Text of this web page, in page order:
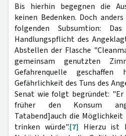
Bis hierhin begegnen die
keinen Bedenken. Doch
folgenden Subsumtion:
Handlungspflicht des
Abstellen der Flasche
gemeinsam genutzten
Gefahrenquelle geschaffen
Gefährlichkeit des Tuns des
Senat wie folgt begründet:
früher den Konsum
Tatabend]auch die Möglichkeit
trinken würde".[7] Hierzu ist